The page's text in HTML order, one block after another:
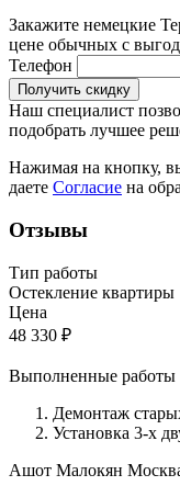
Закажите немецкие
цене обычных с
Телефон
Получить скидку
Наш специалист
подобрать лучшее
Нажимая на кнопку,
даете Согласие на
Отзывы
Тип работы
Остекление квартиры
Цена
48 330 ₽
Выполненные работы
Демонтаж
Установка 3-х
Ашот Малокян